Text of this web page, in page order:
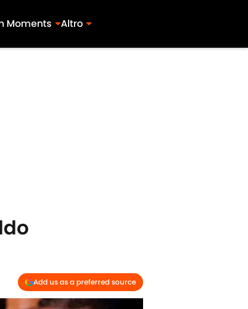
Moments Altro
Add us as a preferred source